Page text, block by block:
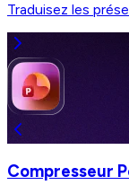
Traduisez les
Compresseur